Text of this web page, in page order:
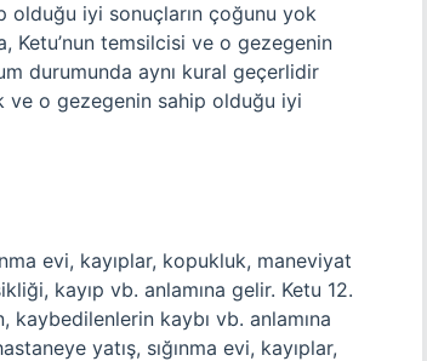
olduğu iyi sonuçların çoğunu yok
Ketu’nun temsilcisi ve o gezegenin
durumunda aynı kural geçerlidir
ve o gezegenin sahip olduğu iyi
evi, kayıplar, kopukluk, maneviyat
kayıp vb. anlamına gelir. Ketu 12.
kaybı vb. anlamına
yatış, sığınma evi, kayıplar,